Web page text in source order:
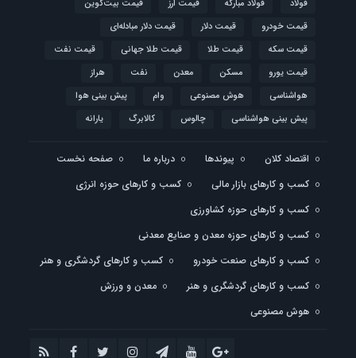
فولاد
فولاد مبارکه قیمت ارز
قیمت بیت‌کوین
قیمت خودرو
قیمت دلار
قیمت دلار مبادله‌ای
قیمت سکه
قیمت طلا قیمت طلا جهانی
قیمت نفت
قیمت یورو
مسکن معدن نفت
هراز
هواشناسی
هوش مصنوعی وام
پیش بینی هوا
پیش بینی هواشناسی
چالوس کالابرگ یارانه
اقتصاد کلان پیوندها درباره ما
صفحه نخست
کسب و کارهای بازار مالی
کسب و کارهای حوزه انرژی
کسب و کارهای حوزه کشاورزی
کسب و کارهای حوزه معدن و صنایع معدنی
کسب و کارهای صنعت خودرو
کسب و کارهای گردشگری و هنر
کسب و کارهای گردشگری و هنر
معدن و ورزش
هوش مصنوعی